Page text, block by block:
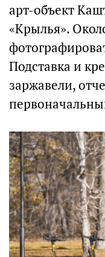
арт-объект
«Крылья».
Подставка и
заржавели,